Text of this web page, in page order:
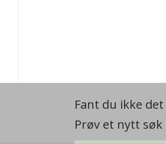
Fant du ikke
Prøv et nytt søk